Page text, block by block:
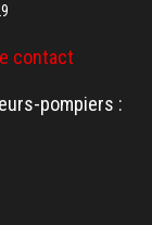
contact
pompiers :